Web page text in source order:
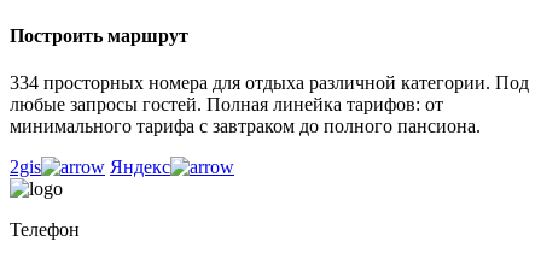
Построить маршрут
334 просторных номера для отдыха различной категории. Под
любые запросы гостей. Полная линейка тарифов: от
минимального тарифа с завтраком до полного пансиона.
2gis
Яндекс
Телефон